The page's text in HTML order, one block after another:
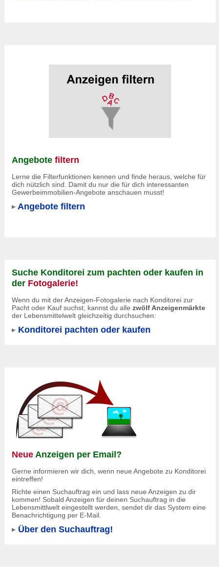
Angebote filtern
Lerne die Filterfunktionen kennen und finde heraus, welche für
dich nützlich sind. Damit du nur die für dich interessanten
Gewerbeimmobilien-Angebote anschauen musst!
Angebote filtern
Suche Konditorei zum pachten oder kaufen in
der Fotogalerie!
Wenn du mit der Anzeigen-Fotogalerie nach Konditorei zur
Pacht oder Kauf suchst, kannst du alle zwölf Anzeigenmärkte
der Lebensmittelwelt gleichzeitig durchsuchen:
Konditorei pachten oder kaufen
Neue Anzeigen per Email?
Gerne informieren wir dich, wenn neue Angebote zu Konditorei
eintreffen!
Richte einen Suchauftrag ein und lass neue Anzeigen zu dir
kommen! Sobald Anzeigen für deinen Suchauftrag in die
Lebensmittlwelt eingestellt werden, sendet dir das System eine
Benachrichtigung per E-Mail.
Über den Suchauftrag!